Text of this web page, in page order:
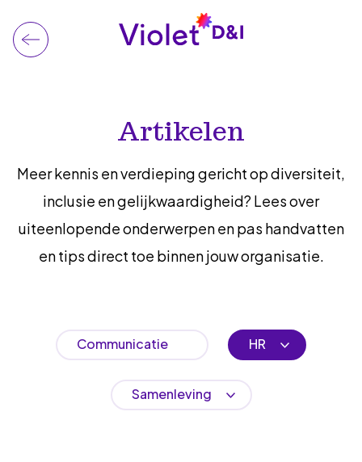
Artikelen
Meer kennis en verdieping gericht op diversiteit,
inclusie en gelijkwaardigheid? Lees over
uiteenlopende onderwerpen en pas handvatten
en tips direct toe binnen jouw organisatie.
Communicatie HR
Samenleving